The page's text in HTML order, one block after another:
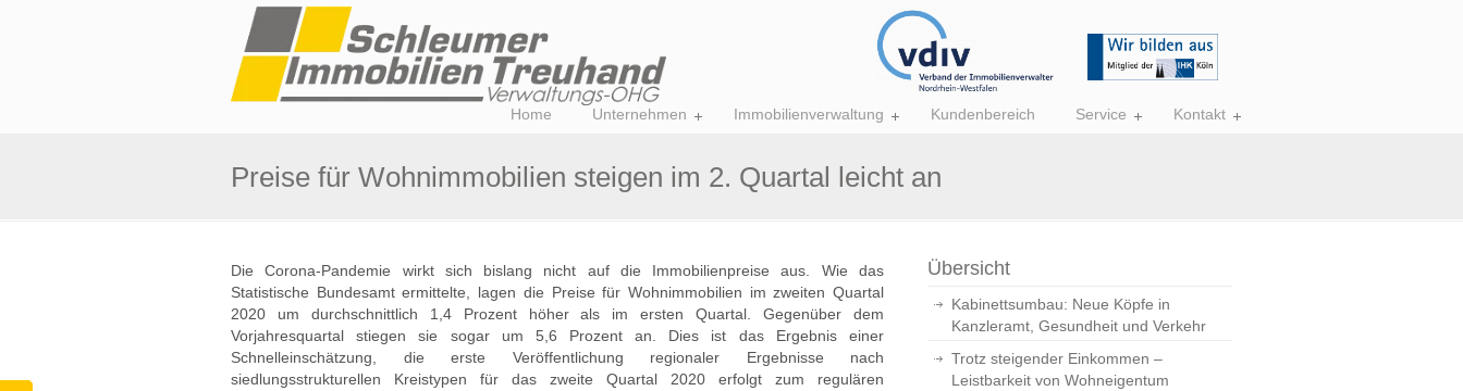
Home Unternehmen Immobilienverwaltung Kundenbereich Service Kontakt
Preise für Wohnimmobilien steigen im 2. Quartal leicht an
Die Corona-Pandemie wirkt sich bislang nicht auf die Immobilienpreise aus. Wie das
Statistische Bundesamt ermittelte, lagen die Preise für Wohnimmobilien im zweiten Quartal
2020 um durchschnittlich 1,4 Prozent höher als im ersten Quartal. Gegenüber dem
Vorjahresquartal stiegen sie sogar um 5,6 Prozent an. Dies ist das Ergebnis einer
Schnelleinschätzung, die erste Veröffentlichung regionaler Ergebnisse nach
siedlungsstrukturellen Kreistypen für das zweite Quartal 2020 erfolgt zum regulären
Übersicht
Kabinettsumbau: Neue Köpfe in
Kanzleramt, Gesundheit und Verkehr
Trotz steigender Einkommen –
Leistbarkeit von Wohneigentum